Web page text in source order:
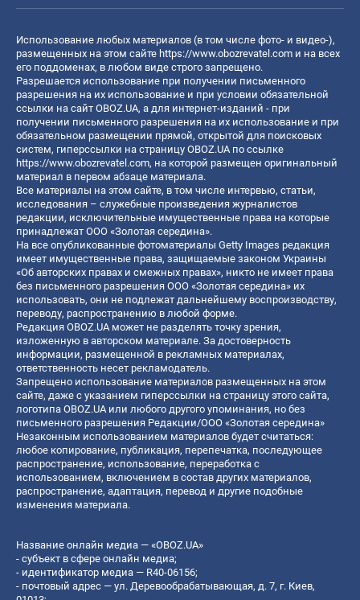
Использование любых материалов (в том числе фото- и видео-),
размещенных на этом сайте https://www.obozrevatel.com и на всех
его поддоменах, в любом виде строго запрещено.
Разрешается использование при получении письменного
разрешения на их использование и при условии обязательной
ссылки на сайт OBOZ.UA, а для интернет-изданий - при
получении письменного разрешения на их использование и при
обязательном размещении прямой, открытой для поисковых
систем, гиперссылки на страницу OBOZ.UA по ссылке
https://www.obozrevatel.com, на которой размещен оригинальный
материал в первом абзаце материала.
Все материалы на этом сайте, в том числе интервью, статьи,
исследования – служебные произведения журналистов
редакции, исключительные имущественные права на которые
принадлежат ООО «Золотая середина».
На все опубликованные фотоматериалы Getty Images редакция
имеет имущественные права, защищаемые законом Украины
«Об авторских правах и смежных правах», никто не имеет права
без письменного разрешения ООО «Золотая середина» их
использовать, они не подлежат дальнейшему воспроизводству,
переводу, распространению в любой форме.
Редакция OBOZ.UA может не разделять точку зрения,
изложенную в авторском материале. За достоверность
информации, размещенной в рекламных материалах,
ответственность несет рекламодатель.
Запрещено использование материалов размещенных на этом
сайте, даже с указанием гиперссылки на страницу этого сайта,
логотипа OBOZ.UA или любого другого упоминания, но без
письменного разрешения Редакции/ООО «Золотая середина»
Незаконным использованием материалов будет считаться:
любое копирование, публикация, перепечатка, последующее
распространение, использование, переработка с
использованием, включением в состав других материалов,
распространение, адаптация, перевод и другие подобные
изменения материала.
Название онлайн медиа — «OBOZ.UA»
- субъект в сфере онлайн медиа;
- идентификатор медиа — R40-06156;
- почтовый адрес — ул. Деревообрабатывающая, д. 7, г. Киев,